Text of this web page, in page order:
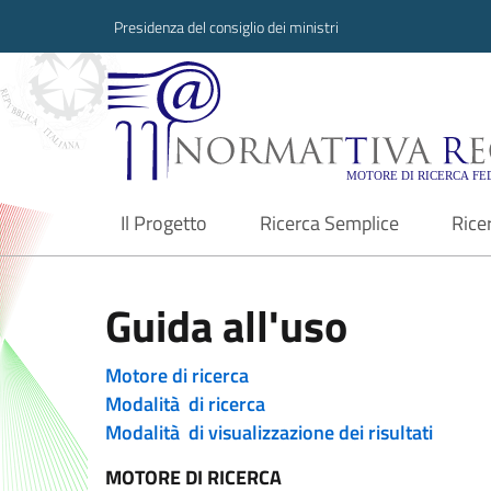
Presidenza del consiglio dei ministri
Normattiva
Il Progetto
current Ricerca Semplice
Guida all'uso
Motore di ricerca
Modalità di ricerca
Modalità di visualizzazione dei risultati
MOTORE DI RICERCA